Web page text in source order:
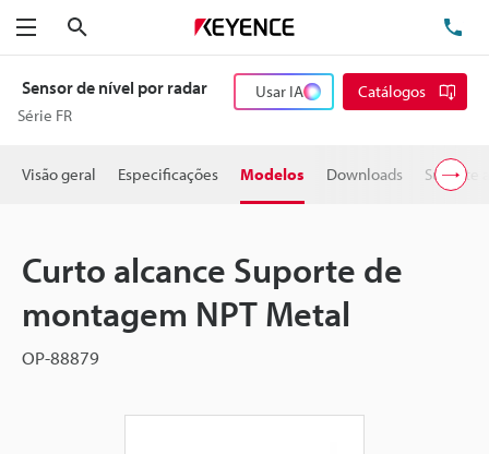
Menu
Sensor de nível por radar
Série FR
Usar IA Catálogos
Visão geral Especificações Modelos Downloads Suporte
Curto alcance Suporte de
montagem NPT Metal
OP-88879